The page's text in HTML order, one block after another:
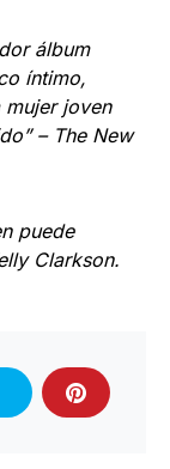
álbum
íntimo,
mujer joven
– The New
puede
Clarkson.